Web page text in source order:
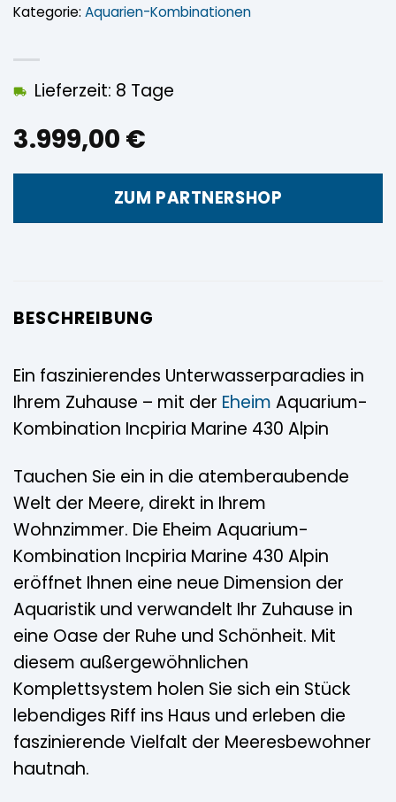
3.999,00 €
Lieferzeit: 8 Tage
ZUM PARTNERSHOP
Kategorie: Aquarien-Kombinationen
BESCHREIBUNG
Ein faszinierendes Unterwasserparadies in
Ihrem Zuhause – mit der Eheim Aquarium-
Kombination Incpiria Marine 430 Alpin
Tauchen Sie ein in die atemberaubende
Welt der Meere, direkt in Ihrem
Wohnzimmer. Die Eheim Aquarium-
Kombination Incpiria Marine 430 Alpin
eröffnet Ihnen eine neue Dimension der
Aquaristik und verwandelt Ihr Zuhause in
eine Oase der Ruhe und Schönheit. Mit
diesem außergewöhnlichen
Komplettsystem holen Sie sich ein Stück
lebendiges Riff ins Haus und erleben die
faszinierende Vielfalt der Meeresbewohner
hautnah.